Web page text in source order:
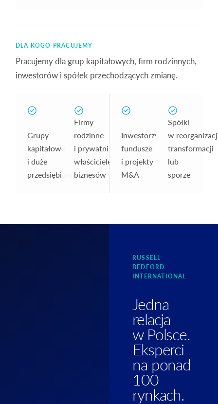
DLA KOGO PRACUJEMY
Pracujemy dla grup kapitałowych, firm rodzinnych,
inwestorów i spółek przechodzących zmianę.
Grupy
kapitałowe
i duże
przedsiębiorstwa
Firmy
rodzinne
i prywatni
właściciele
biznesów
Inwestorzy,
fundusze
i projekty
M&A
Spółki
w
transformacji
lub
sporze
RUSSELL
BEDFORD
INTERNATIONAL
Jedna
relacja
w Polsce.
Eksperci
na ponad
100
rynkach.